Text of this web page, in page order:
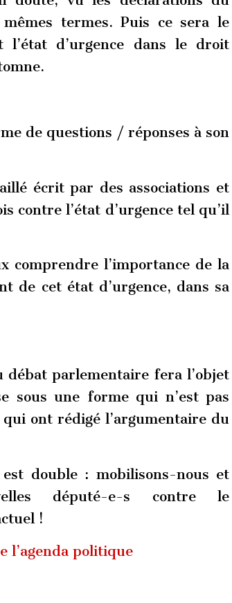
termes. Puis ce sera le
d’urgence dans le droit
de questions / réponses à son
écrit par des associations et
contre l’état d’urgence tel qu’il
comprendre l’importance de la
de cet état d’urgence, dans sa
parlementaire fera l’objet
sous une forme qui n’est pas
ont rédigé l’argumentaire du
double : mobilisons-nous et
député-e-s contre le
!
l’agenda politique